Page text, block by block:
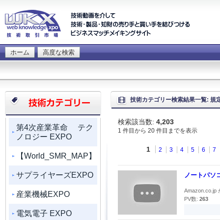
ホーム 高度な検索
第4次産業革命 テク
ノロジー EXPO
【World_SMR_MAP】
サプライヤーズEXPO
産業機械EXPO
電気電子 EXPO
技術カテゴリー検索結果一覧: 規
検索該当数: 4,203
1 件目から 20 件目までを表示
1 2 3 4 5 6 7
ノートパソ
Amazon.co.jp
PV数: 263